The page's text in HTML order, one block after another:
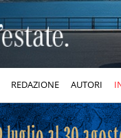
REDAZIONE AUTORI